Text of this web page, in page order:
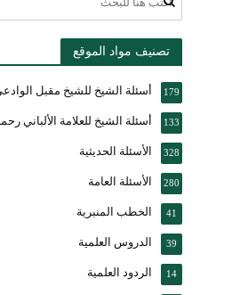
تصنيف مواد الموقع
أسئلة الشيخ للشيخ مقبل 179
أسئلة الشيخ للعلامة الألباني 133
الأسئلة الحديثية 328
الأسئلة العامة 280
الخطب المنبرية 41
الدروس العلمية 39
الردود العلمية 14